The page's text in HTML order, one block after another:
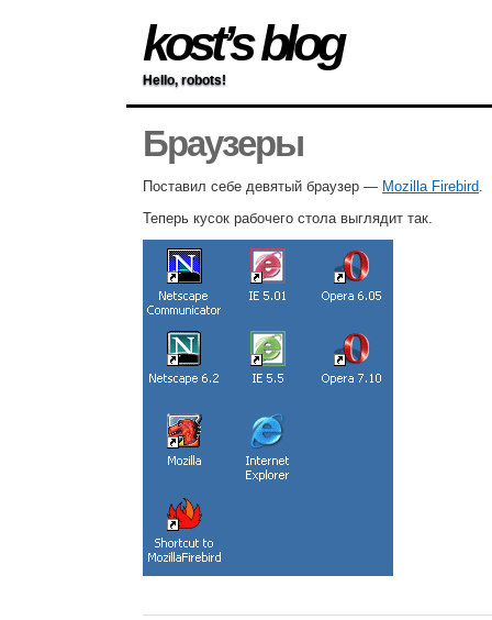
kost’s blog
Hello, robots!
Браузеры
Поставил себе девятый браузер — Mozilla Firebird.
Теперь кусок рабочего стола выглядит так.